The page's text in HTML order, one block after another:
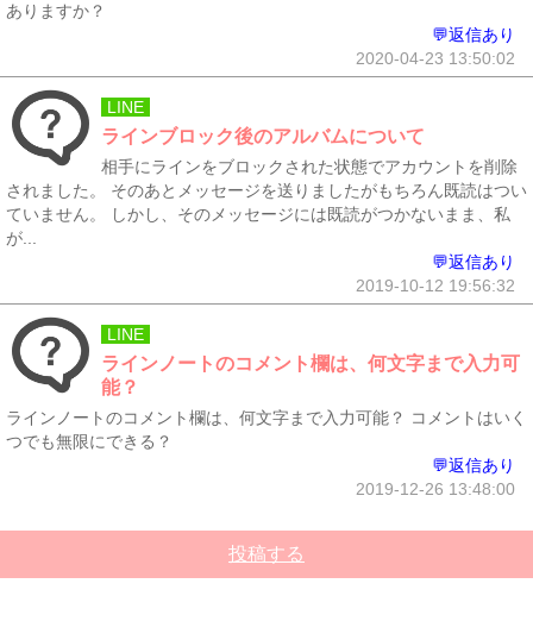
ありますか？
💬返信あり
2020-04-23 13:50:02
LINE
ラインブロック後のアルバムについて
相手にラインをブロックされた状態でアカウントを削除
されました。 そのあとメッセージを送りましたがもちろん既読はつい
ていません。 しかし、そのメッセージには既読がつかないまま、私
が...
💬返信あり
2019-10-12 19:56:32
LINE
ラインノートのコメント欄は、何文字まで入力可
能？
ラインノートのコメント欄は、何文字まで入力可能？ コメントはいく
つでも無限にできる？
💬返信あり
2019-12-26 13:48:00
投稿する